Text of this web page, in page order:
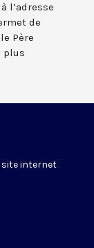
l’adresse
de
Père
plus
site internet